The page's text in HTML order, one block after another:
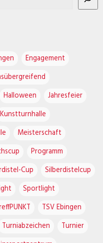
Engagement
Halloween
Jahresfeier
Kunstturnhalle
Meisterschaft
Programm
Cup
Silberdistelcup
Sportlight
TSV Ebingen
Turniabzeichen
Turnier